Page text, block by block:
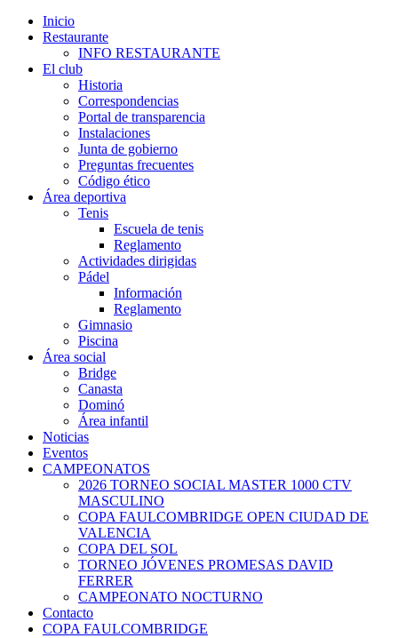
Inicio
Restaurante
INFO RESTAURANTE
El club
Historia
Correspondencias
Portal de transparencia
Instalaciones
Junta de gobierno
Preguntas frecuentes
Código ético
Área deportiva
Tenis
Escuela de tenis
Reglamento
Actividades dirigidas
Pádel
Información
Reglamento
Gimnasio
Piscina
Área social
Bridge
Canasta
Dominó
Área infantil
Noticias
Eventos
CAMPEONATOS
2026 TORNEO SOCIAL MASTER 1000 CTV
MASCULINO
COPA FAULCOMBRIDGE OPEN CIUDAD DE
VALENCIA
COPA DEL SOL
TORNEO JÓVENES PROMESAS DAVID
FERRER
CAMPEONATO NOCTURNO
Contacto
COPA FAULCOMBRIDGE